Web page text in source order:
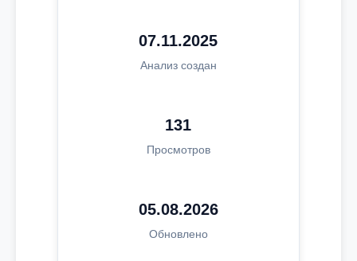
07.11.2025
Анализ создан
131
Просмотров
05.08.2026
Обновлено